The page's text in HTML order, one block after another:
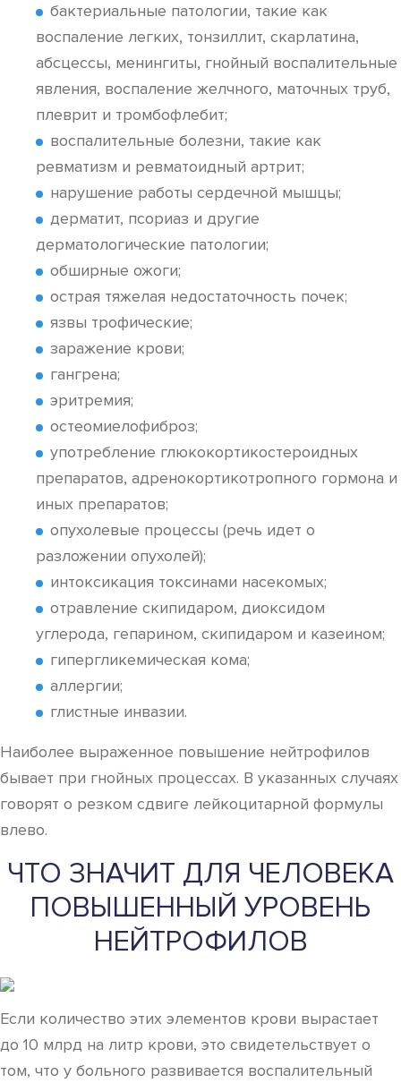
бактериальные патологии, такие как
воспаление легких, тонзиллит, скарлатина,
абсцессы, менингиты, гнойный воспалительные
явления, воспаление желчного, маточных труб,
плеврит и тромбофлебит;
воспалительные болезни, такие как
ревматизм и ревматоидный артрит;
нарушение работы сердечной мышцы;
дерматит, псориаз и другие
дерматологические патологии;
обширные ожоги;
острая тяжелая недостаточность почек;
язвы трофические;
заражение крови;
гангрена;
эритремия;
остеомиелофиброз;
употребление глюкокортикостероидных
препаратов, адренокортикотропного гормона и
иных препаратов;
опухолевые процессы (речь идет о
разложении опухолей);
интоксикация токсинами насекомых;
отравление скипидаром, диоксидом
углерода, гепарином, скипидаром и казеином;
гипергликемическая кома;
аллергии;
глистные инвазии.
Наиболее выраженное повышение нейтрофилов
бывает при гнойных процессах. В указанных случаях
говорят о резком сдвиге лейкоцитарной формулы
влево.
ЧТО ЗНАЧИТ ДЛЯ ЧЕЛОВЕКА
ПОВЫШЕННЫЙ УРОВЕНЬ
НЕЙТРОФИЛОВ
Если количество этих элементов крови вырастает
до 10 млрд на литр крови, это свидетельствует о
том, что у больного развивается воспалительный